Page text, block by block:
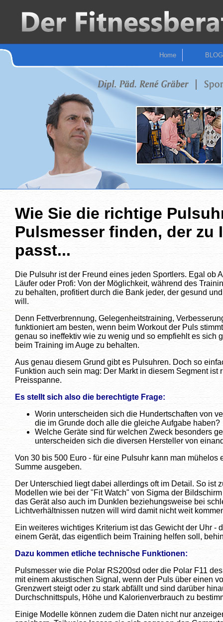
Home BLOG
Wie Sie die richtige
Pulsmesser finden, der zu
passt...
Die Pulsuhr ist der Freund eines jeden Sportlers. Egal ob
Läufer oder Profi: Von der Möglichkeit, während des
zu behalten, profitiert durch die Bank jeder, der gesund
will.
Denn Fettverbrennung, Gelegenheitstraining,
funktioniert am besten, wenn beim Workout der Puls
genau so ineffektiv wie zu wenig und so empfiehlt es sich
beim Training im Auge zu behalten.
Aus genau diesem Grund gibt es Pulsuhren. Doch so
Funktion auch sein mag: Der Markt in diesem Segment ist
Preisspanne.
Es stellt sich also die berechtigte Frage:
Worin unterscheiden sich die Hundertschaften von
die im Grunde doch alle die gleiche Aufgabe haben?
Welche Geräte sind für welchen Zweck besonders
unterscheiden sich die diversen Hersteller von
Von 30 bis 500 Euro - für eine Pulsuhr kann man mühelos
Summe ausgeben.
Der Unterschied liegt dabei allerdings oft im Detail. So ist
Modellen wie bei der "Fit Watch" von Sigma der
das Gerät also auch im Dunklen beziehungsweise bei
Lichtverhältnissen nutzen will wird damit nicht weit
Ein weiteres wichtiges Kriterium ist das Gewicht der Uhr -
einem Gerät, das eigentlich beim Training helfen soll,
Dazu kommen etliche technische Funktionen:
Pulsmesser wie die Polar RS200sd oder die Polar F11
mit einem akustischen Signal, wenn der Puls über einen
Grenzwert steigt oder zu stark abfällt und sind darüber
Durchschnittspuls, Höhe und Kalorienverbrauch zu
Einige Modelle können zudem die Daten nicht nur